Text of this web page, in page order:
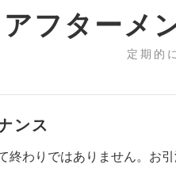
アフターメ
定期的
ンス
終わりではありません。お